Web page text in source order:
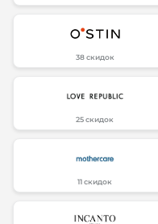
38 скидок
25 скидок
11 скидок